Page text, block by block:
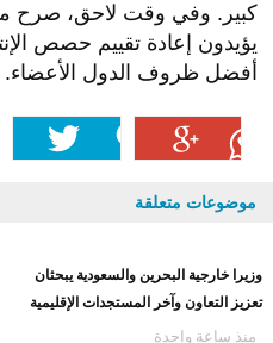
كبير. وفي وقت لاحق، صرح
يؤيدون إعادة تقييم حصص
أفضل ظروف الدول الأعضاء.
موضوعات متعلقة
وزيرا خارجية البحرين والسعودية يبحثان
تعزيز التعاون وآخر المستجدات الإقليمية
منذ ساعة واحدة